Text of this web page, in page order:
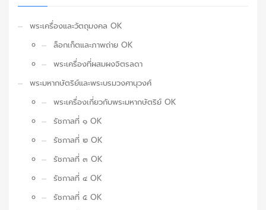
พระเครื่องและวัตถุมงคล OK
ล็อกเก็ตและภาพถ่าย OK
พระเครื่องที่ผสมผงจิตรลดา
พระมหากษัตริย์และพระบรมวงศานุวงศ์
พระเครื่องเกี่ยวกับพระมหากษัตริย์ OK
รัชกาลที่ ๑ OK
รัชกาลที่ ๒ OK
รัชกาลที่ ๓ OK
รัชกาลที่ ๔ OK
รัชกาลที่ ๕ OK